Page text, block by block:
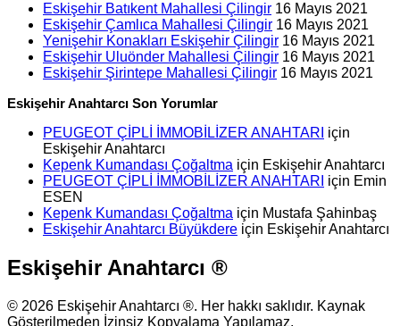
Eskişehir Batıkent Mahallesi Çilingir 16 Mayıs 2021
Eskişehir Çamlıca Mahallesi Çilingir 16 Mayıs 2021
Yenişehir Konakları Eskişehir Çilingir 16 Mayıs 2021
Eskişehir Uluönder Mahallesi Çilingir 16 Mayıs 2021
Eskişehir Şirintepe Mahallesi Çilingir 16 Mayıs 2021
Eskişehir Anahtarcı Son Yorumlar
PEUGEOT ÇİPLİ İMMOBİLİZER ANAHTARI için
Eskişehir Anahtarcı
Kepenk Kumandası Çoğaltma için Eskişehir Anahtarcı
PEUGEOT ÇİPLİ İMMOBİLİZER ANAHTARI için Emin
ESEN
Kepenk Kumandası Çoğaltma için Mustafa Şahinbaş
Eskişehir Anahtarcı Büyükdere için Eskişehir Anahtarcı
Eskişehir Anahtarcı ®
© 2026 Eskişehir Anahtarcı ®. Her hakkı saklıdır. Kaynak
Gösterilmeden İzinsiz Kopyalama Yapılamaz.